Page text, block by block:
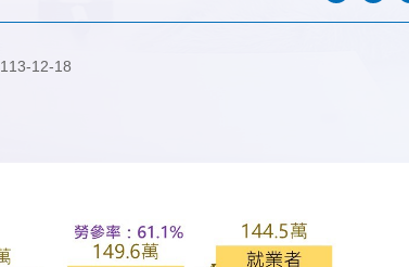
12-18